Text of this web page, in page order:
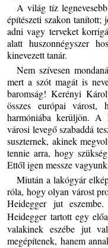
A világ tíz
építészeti szakon tanított;
adni vagy terveket
alatt huszonnégyszer
kinevezett tanár.
Nem szívesen
mert a szót magát is
baromság! Kerényi
összes európai várost,
harmóniába kerüljön. A
városi levegő szabaddá
suszternek, akinek
tennie arra, hogy
Ettől igen messze
Miután a lakógyár
róla, hogy olyan várost
Heidegger jut
Heidegger tartott egy
valakinek eszébe jut
megépítenek, hanem